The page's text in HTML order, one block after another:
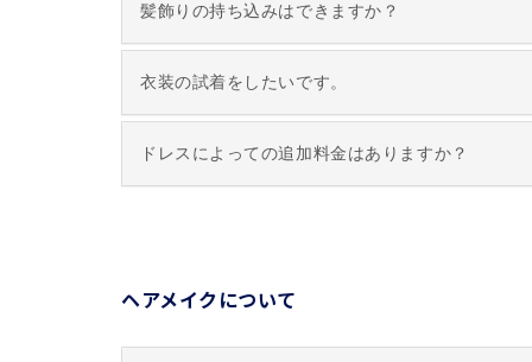
髪飾りの持ち込みはできますか？
衣装の試着をしたいです。
ドレスによっての追加料金はありますか？
ヘアメイクについて